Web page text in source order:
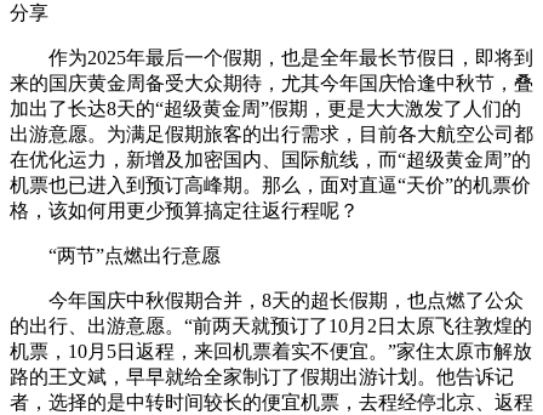
分享
作为2025年最后一个假期，也是全年最长节假日，即将到
来的国庆黄金周备受大众期待，尤其今年国庆恰逢中秋节，叠
加出了长达8天的“超级黄金周”假期，更是大大激发了人们的
出游意愿。为满足假期旅客的出行需求，目前各大航空公司都
在优化运力，新增及加密国内、国际航线，而“超级黄金周”的
机票也已进入到预订高峰期。那么，面对直逼“天价”的机票价
格，该如何用更少预算搞定往返行程呢？
“两节”点燃出行意愿
今年国庆中秋假期合并，8天的超长假期，也点燃了公众
的出行、出游意愿。“前两天就预订了10月2日太原飞往敦煌的
机票，10月5日返程，来回机票着实不便宜。”家住太原市解放
路的王文斌，早早就给全家制订了假期出游计划。他告诉记
者，选择的是中转时间较长的便宜机票，去程经停北京、返程